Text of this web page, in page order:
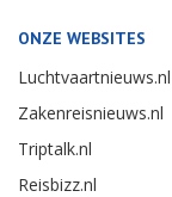
ONZE WEBSITES
Luchtvaartnieuws.nl
Zakenreisnieuws.nl
Triptalk.nl
Reisbizz.nl